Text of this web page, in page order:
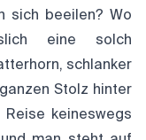
sich beeilen? Wo
eine solch
schlanker
Stolz hinter
keineswegs